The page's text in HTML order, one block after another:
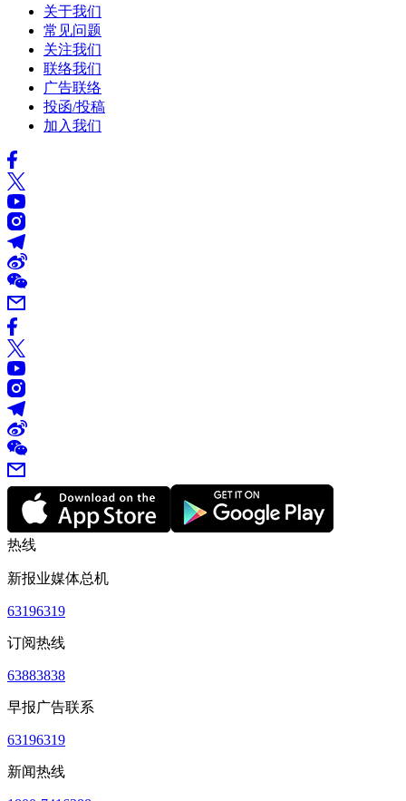
关于我们
常见问题
关注我们
联络我们
广告联络
投函/投稿
加入我们
热线
新报业媒体总机
63196319
订阅热线
63883838
早报广告联系
63196319
新闻热线